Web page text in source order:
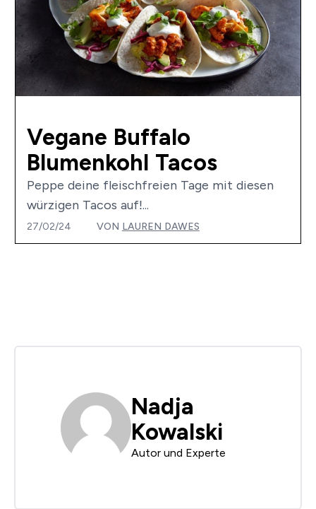
Vegane Buffalo
Blumenkohl Tacos
Peppe deine fleischfreien Tage mit diesen
würzigen Tacos auf!...
27/02/24 VON LAUREN DAWES
Nadja
Kowalski
Autor und Experte